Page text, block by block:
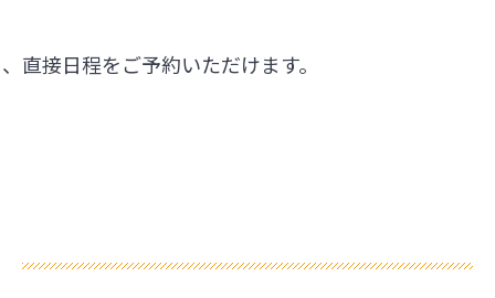
直接日程をご予約いただけます。